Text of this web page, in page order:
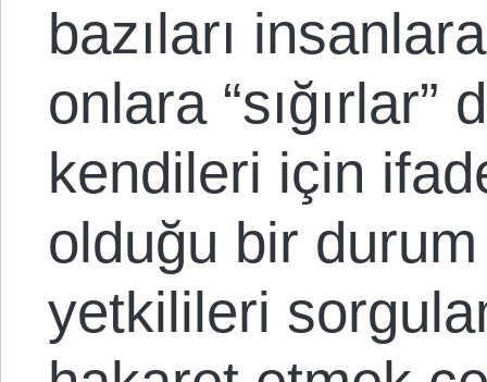
bazıları
onlara “sığırlar”
kendileri için
olduğu bir
yetkilileri